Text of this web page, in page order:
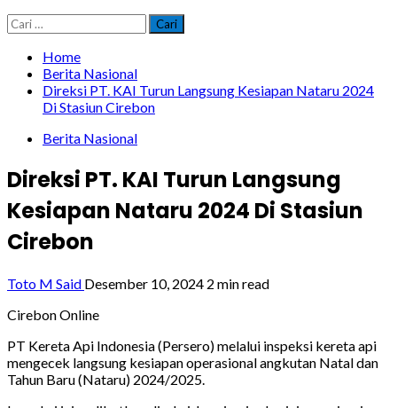
Cari
untuk:
Home
Berita Nasional
Direksi PT. KAI Turun Langsung Kesiapan Nataru 2024
Di Stasiun Cirebon
Berita Nasional
Direksi PT. KAI Turun Langsung
Kesiapan Nataru 2024 Di Stasiun
Cirebon
Toto M Said Desember 10, 2024 2 min read
Cirebon Online
PT Kereta Api Indonesia (Persero) melalui inspeksi kereta api
mengecek langsung kesiapan operasional angkutan Natal dan
Tahun Baru (Nataru) 2024/2025.